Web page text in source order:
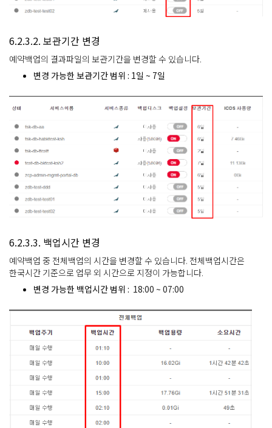
6.2.3.2. 보관기간 변경
예약백업의 결과파일의 보관기간을 변경할 수 있습니다.
변경 가능한 보관기간 범위 : 1일 ~ 7일
6.2.3.3. 백업시간 변경
예약백업 중 전체백업의 시간을 변경할 수 있습니다. 전체백업시간은
한국시간 기준으로 업무 외 시간으로 지정이 가능합니다.
변경 가능한 백업시간 범위 : 18:00 ~ 07:00